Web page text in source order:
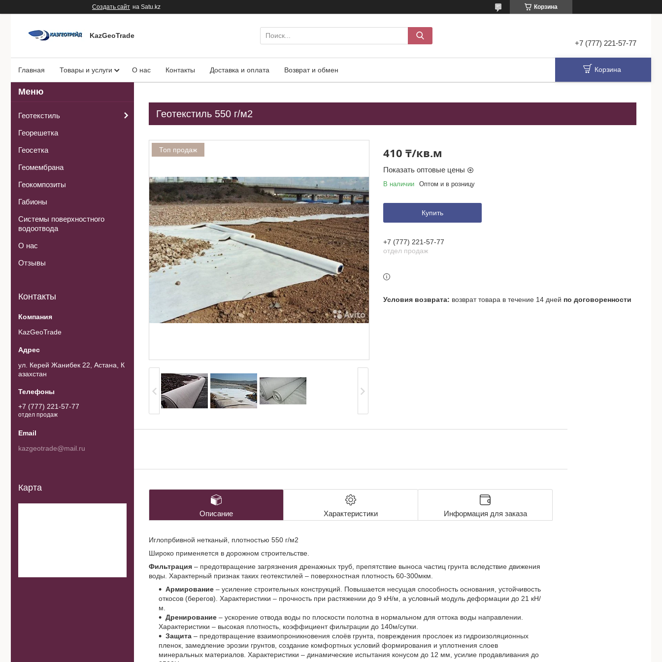
Создать сайт на Satu.kz Корзина
KazGeoTrade
+7 (777) 221-57-77
Главная Товары и услуги О нас Контакты Доставка и оплата Возврат и обмен Корзина
Геотекстиль 550 г/м2
Топ продаж 410 ₸/кв.м
Показать оптовые цены
В наличии Оптом и в розницу
Купить
+7 (777) 221-57-77
отдел продаж
возврат товара в течение 14 дней по договоренности
Описание Характеристики Информация для заказа
Иглопрбивной нетканый, плотностью 550 г/м2
Широко применяется в дорожном строительстве.
Фильтрация – предотвращение загрязнения дренажных труб, препятствие выноса частиц грунта вследствие движения
воды. Характерный признак таких геотекстилей – поверхностная плотность 60-300мкм.
Армирование – усиление строительных конструкций. Повышается несущая способность основания, устойчивость
откосов (берегов). Характеристики – прочность при растяжении до 9 кН/м, а условный модуль деформации до 21 кН/
м.
Дренирование – ускорение отвода воды по плоскости полотна в нормальном для оттока воды направлении.
Характеристики – высокая плотность, коэффициент фильтрации до 140м/сутки.
Защита – предотвращение взаимопроникновения слоёв грунта, повреждения прослоек из гидроизоляционных
пленок, замедление эрозии грунтов, создание комфортных условий формирования и уплотнения слоев
минеральных материалов. Характеристики – динамические испытания конусом до 12 мм, усилие продавливания до
Геотекстиль
Георешетка
Геосетка
Геомембрана
Геокомпозиты
Габионы
Системы поверхностного
водоотвода
О нас
Отзывы
Контакты
KazGeoTrade
ул. Керей Жанибек 22, Астана, К
азахстан
+7 (777) 221-57-77
отдел продаж
kazgeotrade@mail.ru
Карта